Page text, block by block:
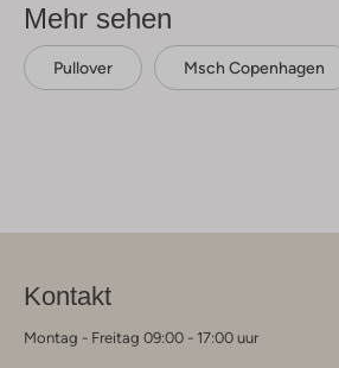
Mehr sehen
Pullover Msch Copenhagen
Kontakt
Montag - Freitag 09:00 - 17:00 uur